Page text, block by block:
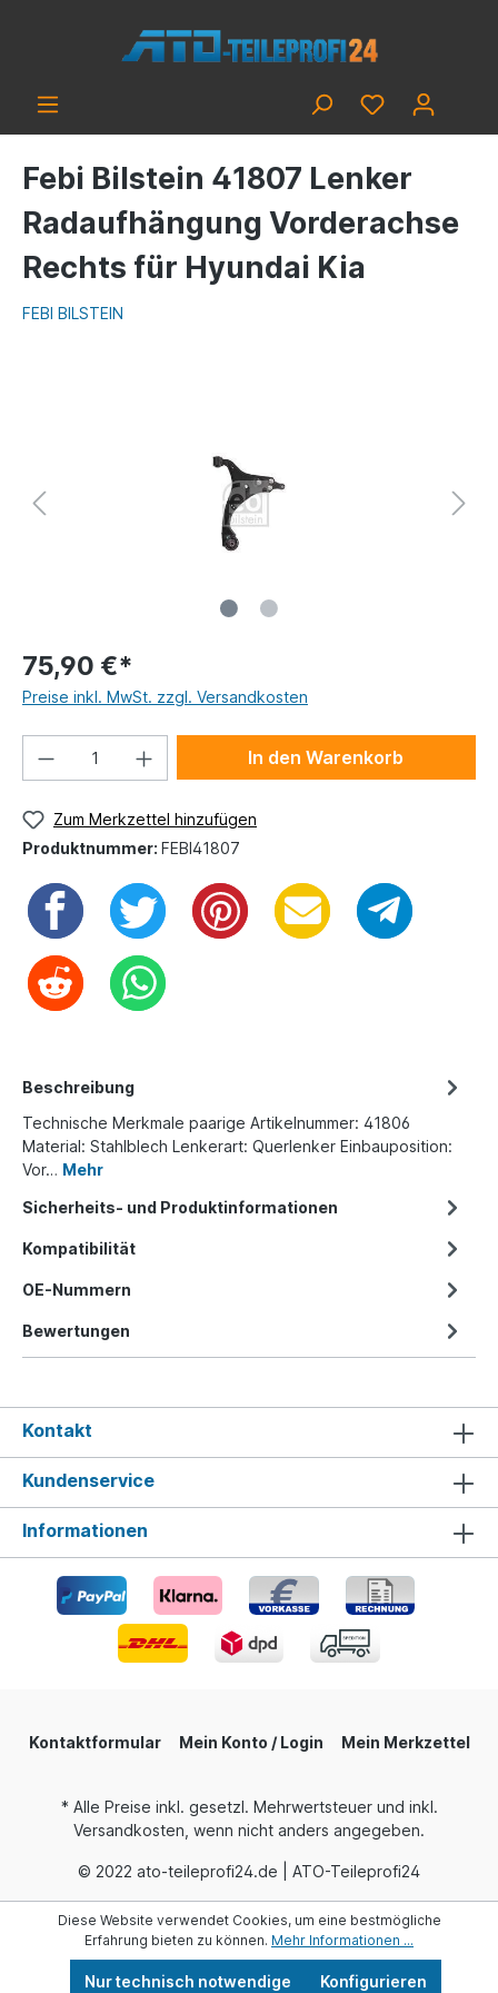
Febi Bilstein 41807 Lenker
Radaufhängung Vorderachse
Rechts für Hyundai Kia
FEBI BILSTEIN
75,90 €*
Preise inkl. MwSt. zzgl. Versandkosten
In den Warenkorb
Zum Merkzettel hinzufügen
Produktnummer: FEBI41807
Beschreibung
Technische Merkmale paarige Artikelnummer: 41806
Material: Stahlblech Lenkerart: Querlenker Einbauposition:
Vor… Mehr
Sicherheits- und Produktinformationen
Kompatibilität
OE-Nummern
Bewertungen
Kontakt
Kundenservice
Informationen
Kontaktformular Mein Konto / Login Mein Merkzettel
* Alle Preise inkl. gesetzl. Mehrwertsteuer und inkl.
Versandkosten, wenn nicht anders angegeben.
© 2022 ato-teileprofi24.de | ATO-Teileprofi24
Diese Website verwendet Cookies, um eine bestmögliche
Erfahrung bieten zu können. Mehr Informationen ...
Nur technisch notwendige Konfigurieren